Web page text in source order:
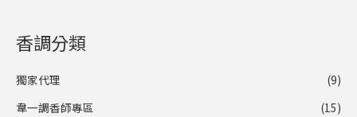
香調分類
獨家代理
(9)
韋一調香師專區
(15)
5